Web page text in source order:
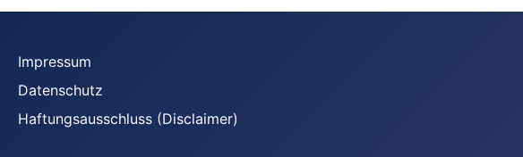
Impressum
Datenschutz
Haftungsausschluss (Disclaimer)